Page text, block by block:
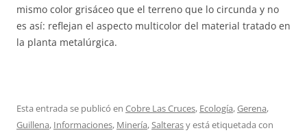
mismo color grisáceo que el terreno que lo circunda y no
es así: reflejan el aspecto multicolor del material tratado en
la planta metalúrgica.
Esta entrada se publicó en Cobre Las Cruces, Ecología,Gerena,
Guillena, Informaciones, Minería,Salterasy está etiquetada con